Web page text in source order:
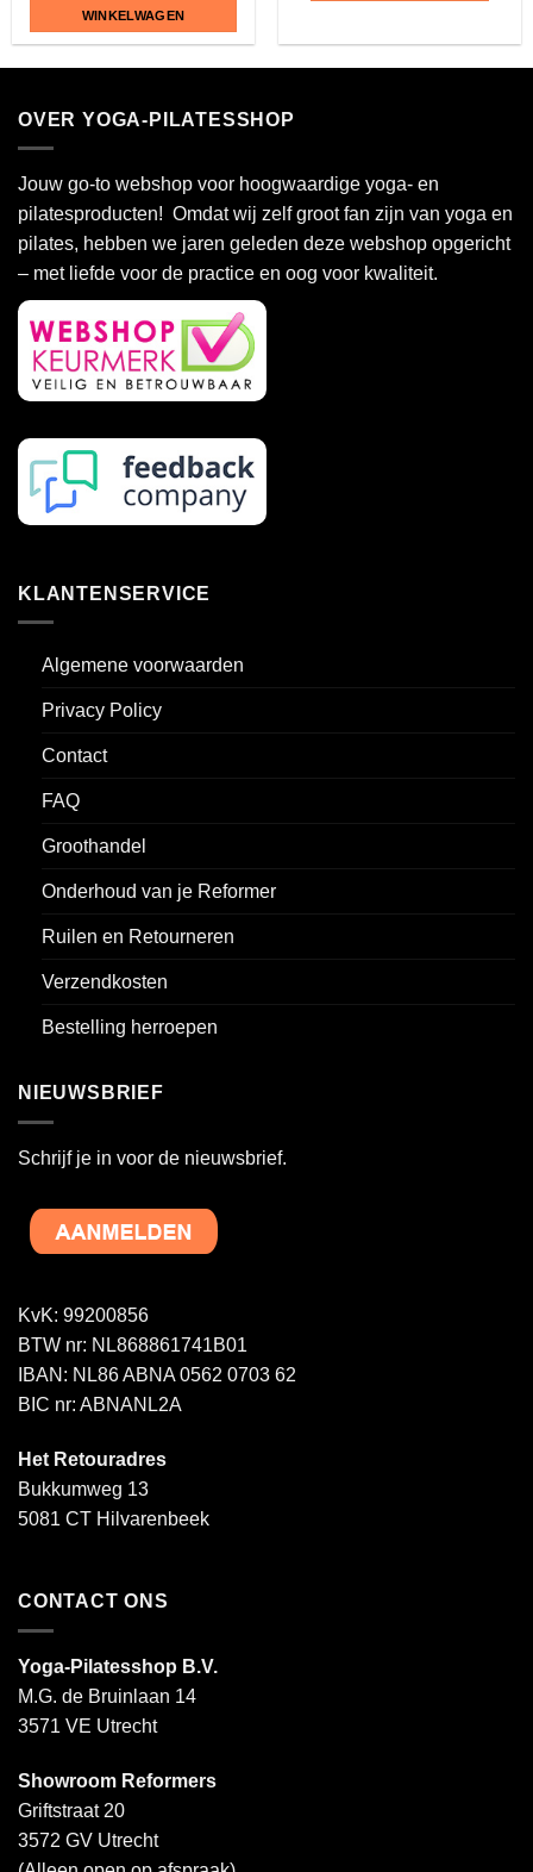
WINKELWAGEN
Deze
optie
gekozen
worden
OVER YOGA-PILATESSHOP
Jouw go-to webshop voor hoogwaardige yoga- en
pilatesproducten! Omdat wij zelf groot fan zijn van yoga en
pilates, hebben we jaren geleden deze webshop opgericht
– met liefde voor de practice en oog voor kwaliteit.
KLANTENSERVICE
Algemene voorwaarden
Privacy Policy
Contact
FAQ
Groothandel
Onderhoud van je Reformer
Ruilen en Retourneren
Verzendkosten
Bestelling herroepen
NIEUWSBRIEF
Schrijf je in voor de nieuwsbrief.
KvK: 99200856
BTW nr: NL868861741B01
IBAN: NL86 ABNA 0562 0703 62
BIC nr: ABNANL2A
Het Retouradres
Bukkumweg 13
5081 CT Hilvarenbeek
CONTACT ONS
Yoga-Pilatesshop B.V.
M.G. de Bruinlaan 14
3571 VE Utrecht
Showroom Reformers
Griftstraat 20
3572 GV Utrecht